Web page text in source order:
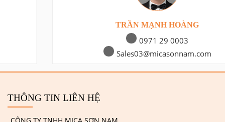
TRẦN MẠNH HOÀNG
0971 29 0003
Sales03@micasonnam.com
THÔNG TIN LIÊN HỆ